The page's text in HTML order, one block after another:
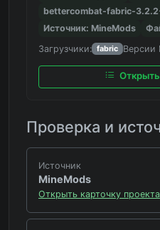
bettercombat-fabric-
Источник: MineMods
Загрузчики: fabric Версии
Проверка и
Источник
MineMods
Открыть карточку проекта